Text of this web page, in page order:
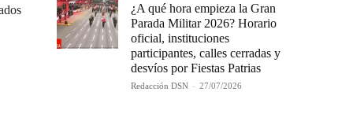
¿A qué hora empieza la Gran
Parada Militar 2026? Horario
oficial, instituciones
participantes, calles cerradas y
desvíos por Fiestas Patrias
Redacción DSN - 27/07/2026